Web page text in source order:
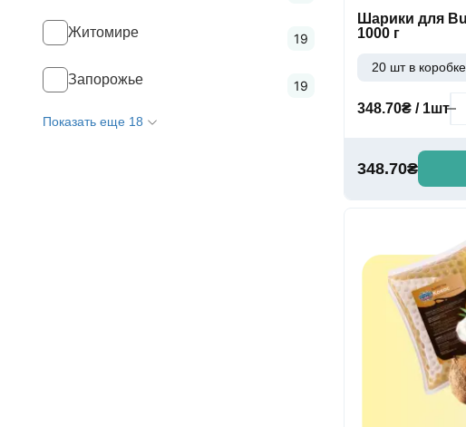
Житомире 19
Запорожье 19
Показать еще 18
Шарики для
1000 г
20 шт в коробке
348.70₴ / 1шт
348.70₴